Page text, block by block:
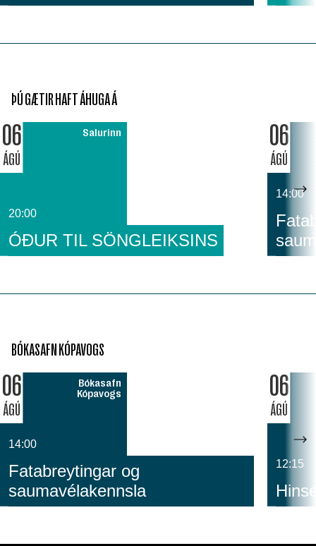
ÞÚ GÆTIR HAFT ÁHUGA Á
06
ÁGÚ
Salurinn
20:00
ÓÐUR TIL SÖNGLEIKSINS
06
ÁGÚ
14:00
BÓKASAFN KÓPAVOGS
06
ÁGÚ
Bókasafn
Kópavogs
14:00
Fatabreytingar og
saumavélakennsla
06
ÁGÚ
12:15